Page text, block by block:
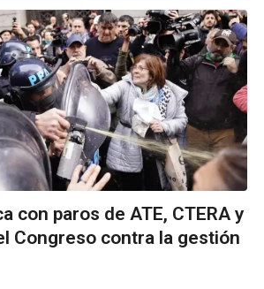
con paros de ATE, CTERA y
Congreso contra la gestión